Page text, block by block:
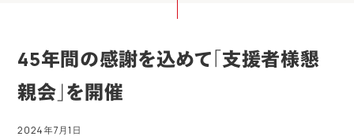
45年間の感謝を込めて「支援者様懇
親会」を開催
2024年7月1日